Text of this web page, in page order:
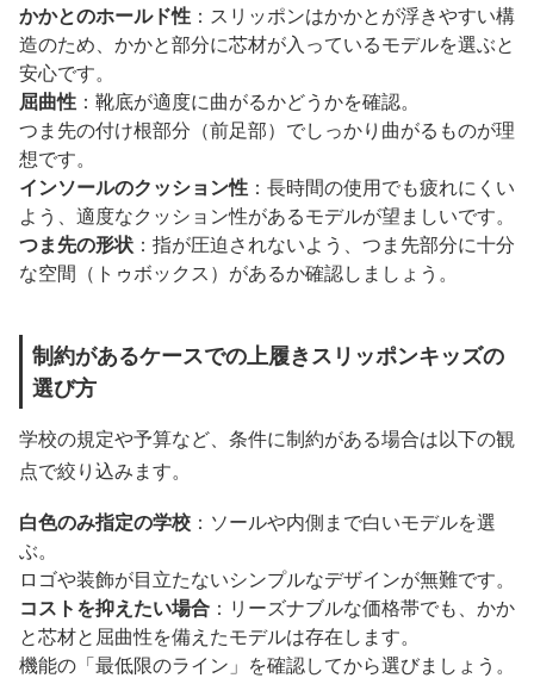
かかとのホールド性 ：スリッポンはかかとが浮きやすい構
造のため、かかと部分に芯材が入っているモデルを選ぶと
安心です。
屈曲性 ：靴底が適度に曲がるかどうかを確認。
つま先の付け根部分（前足部）でしっかり曲がるものが理
想です。
インソールのクッション性 ：長時間の使用でも疲れにくい
よう、適度なクッション性があるモデルが望ましいです。
つま先の形状 ：指が圧迫されないよう、つま先部分に十分
な空間（トゥボックス）があるか確認しましょう。
制約があるケースでの上履きスリッポンキッズの
選び方
学校の規定や予算など、条件に制約がある場合は以下の観
点で絞り込みます。
白色のみ指定の学校 ：ソールや内側まで白いモデルを選
ぶ。
ロゴや装飾が目立たないシンプルなデザインが無難です。
コストを抑えたい場合 ：リーズナブルな価格帯でも、かか
と芯材と屈曲性を備えたモデルは存在します。
機能の「最低限のライン」を確認してから選びましょう。